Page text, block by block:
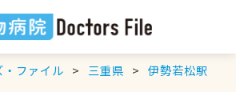
・ファイル 三重県 伊勢若松駅